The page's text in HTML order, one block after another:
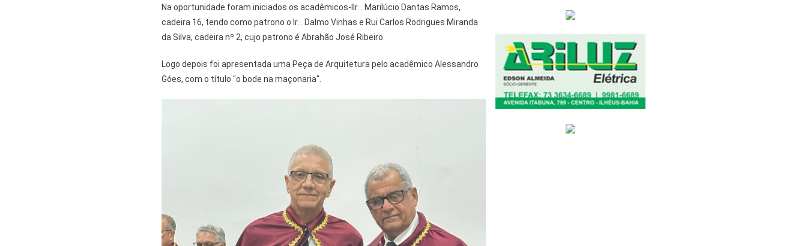
Na oportunidade foram iniciados os acadêmicos-IIr.·. Marilúcio Dantas Ramos,
cadeira 16, tendo como patrono o Ir.·. Dalmo Vinhas e Rui Carlos Rodrigues Miranda
da Silva, cadeira nº 2, cujo patrono é Abrahão José Ribeiro.
Logo depois foi apresentada uma Peça de Arquitetura pelo acadêmico Alessandro
Góes, com o título "o bode na maçonaria".